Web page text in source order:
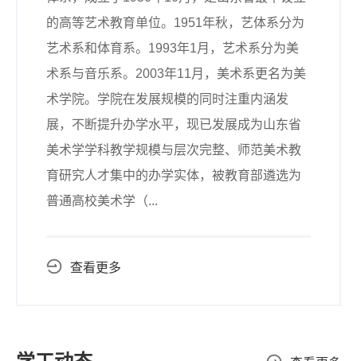
的高等艺术教育单位。1951年秋，艺体系分为
艺术系和体育系。1993年1月，艺术系分为美
术系与音乐系。2003年11月，美术系更名为美
术学院。学院在发展规模的同时注重内涵发
展，不断提升办学水平，现已发展成为山东省
美术学学科教学规模与层次完整、师范美术教
育研究人才集中的办学实体，被教育部遴选为
普通高校美术学（...
查看更多